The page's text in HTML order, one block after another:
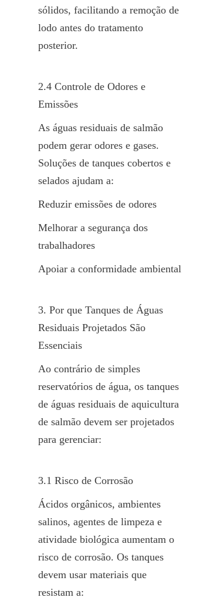
sólidos, facilitando a remoção de
lodo antes do tratamento
posterior.
2.4 Controle de Odores e
Emissões
As águas residuais de salmão
podem gerar odores e gases.
Soluções de tanques cobertos e
selados ajudam a:
Reduzir emissões de odores
Melhorar a segurança dos
trabalhadores
Apoiar a conformidade ambiental
3. Por que Tanques de Águas
Residuais Projetados São
Essenciais
Ao contrário de simples
reservatórios de água, os tanques
de águas residuais de aquicultura
de salmão devem ser projetados
para gerenciar:
3.1 Risco de Corrosão
Ácidos orgânicos, ambientes
salinos, agentes de limpeza e
atividade biológica aumentam o
risco de corrosão. Os tanques
devem usar materiais que
resistam a: